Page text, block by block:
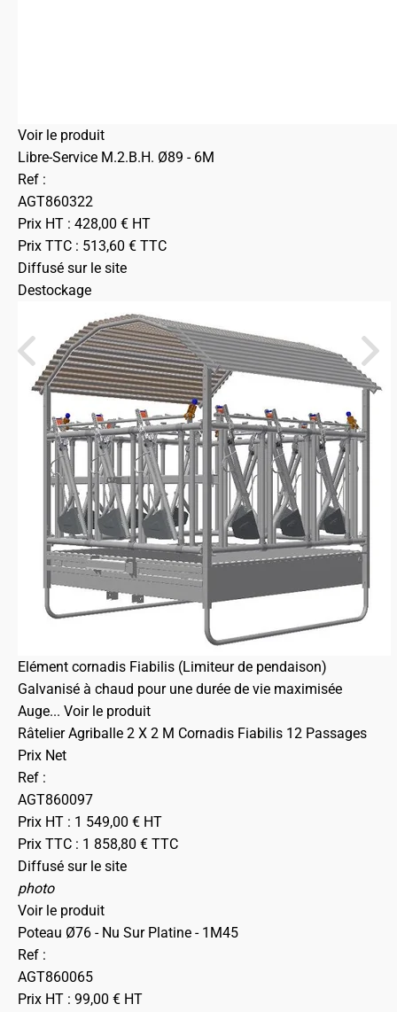
Voir le produit
Libre-Service M.2.B.H. Ø89 - 6M
Ref :
AGT860322
Prix HT : 428,00 € HT
Prix TTC : 513,60 € TTC
Diffusé sur le site
Destockage
Elément cornadis Fiabilis (Limiteur de pendaison)
Galvanisé à chaud pour une durée de vie maximisée
Auge... Voir le produit
Râtelier Agriballe 2 X 2 M Cornadis Fiabilis 12 Passages
Prix Net
Ref :
AGT860097
Prix HT : 1 549,00 € HT
Prix TTC : 1 858,80 € TTC
Diffusé sur le site
photo
Voir le produit
Poteau Ø76 - Nu Sur Platine - 1M45
Ref :
AGT860065
Prix HT : 99,00 € HT